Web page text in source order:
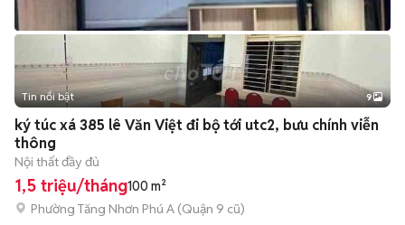
+2
Tin nổi bật 9
ký túc xá 385 lê Văn Việt đi bộ tới utc2, bưu chính viễn
thông
Nội thất đầy đủ
1,5 triệu/tháng100 m²
Phường Tăng Nhơn Phú A (Quận 9 cũ)